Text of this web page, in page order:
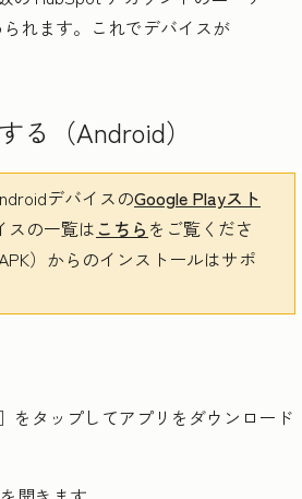
れます。これでデバイスが
る（Android）
デバイスのGoogle Playスト
スの一覧は こちら をご覧くださ
）からのインストールはサポ
をタップしてアプリをダウンロード